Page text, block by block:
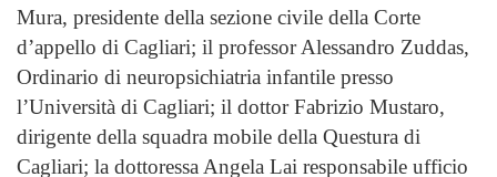
Mura, presidente della sezione civile della Corte
d’appello di Cagliari; il professor Alessandro Zuddas,
Ordinario di neuropsichiatria infantile presso
l’Università di Cagliari; il dottor Fabrizio Mustaro,
dirigente della squadra mobile della Questura di
Cagliari; la dottoressa Angela Lai responsabile ufficio